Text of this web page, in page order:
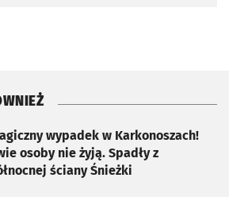
wypadek w Karkonoszach!
osoby nie żyją. Spadły z
ściany Śnieżki